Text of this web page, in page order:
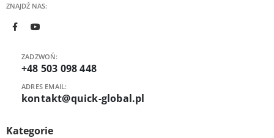
ZNAJDŹ NAS:
ZADZWOŃ:
+48 503 098 448
ADRES EMAIL:
kontakt@quick-global.pl
Kategorie